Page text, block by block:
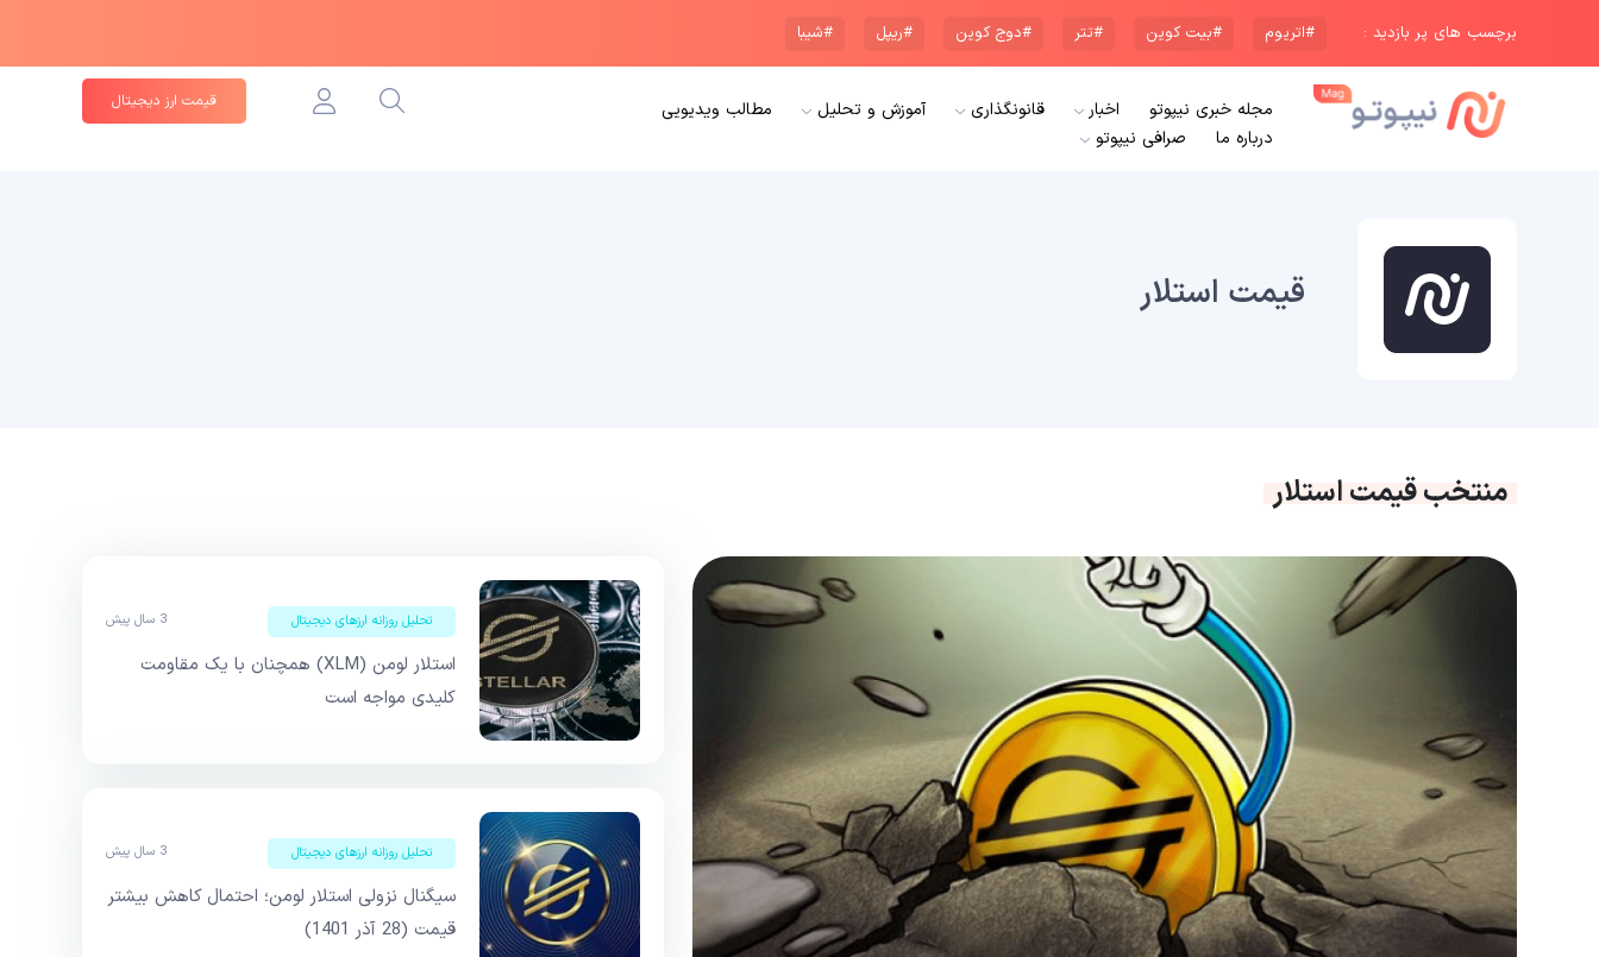
برچسب های پر بازدید : #اتریوم #بیت کوین #تتر #دوج کوین #ریپل #شیبا
مجله خبری نیپوتو اخبار قانونگذاری آموزش و تحلیل
مطالب ویدیویی
درباره ما
صرافی نیپوتو
قیمت ارز دیجیتال
قیمت استلار
منتخب قیمت استلار
تحلیل روزانه ارزهای دیجیتال 3 سال پیش
استلار لومن (XLM) همچنان با یک مقاومت
کلیدی مواجه است
تحلیل روزانه ارزهای دیجیتال 3 سال پیش
سیگنال نزولی استلار لومن؛ احتمال کاهش بیشتر
قیمت (28 آذر 1401)